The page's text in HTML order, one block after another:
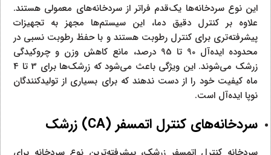
این نوع سردخانه‌ها یک‌قدم فراتر از سردخانه‌های معمولی هستند.
علاوه بر کنترل دقیق دما، این سیستم‌ها مجهز به تجهیزات
پیشرفته‌تری برای کنترل رطوبت هستند و با حفظ رطوبت نسبی در
محدوده ایده‌آل 90 تا 95 درصد، مانع کاهش وزن و چروکیدگی
زرشک می‌شوند. این ویژگی باعث می‌شود که زرشک‌ها برای 3 تا 4
ماه کیفیت خود را از دست ندهند که برای بسیاری از تولیدکنندگان
نوپا ایده‌آل است.
سردخانه‌های کنترل اتمسفر (CA) زرشک